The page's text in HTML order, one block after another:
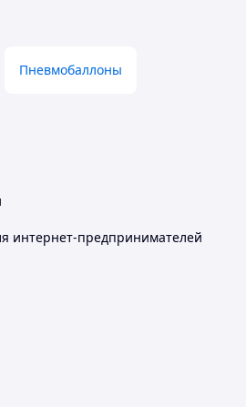
Пневмобаллоны
интернет-предпринимателей